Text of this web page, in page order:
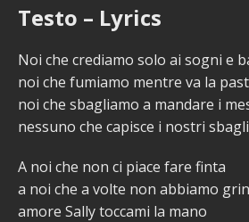
Testo – Lyrics
Noi che crediamo solo ai sogni e
noi che fumiamo mentre va la
noi che sbagliamo a mandare i
nessuno che capisce i nostri sbagli
A noi che non ci piace fare finta
a noi che a volte non abbiamo
amore Sally toccami la mano